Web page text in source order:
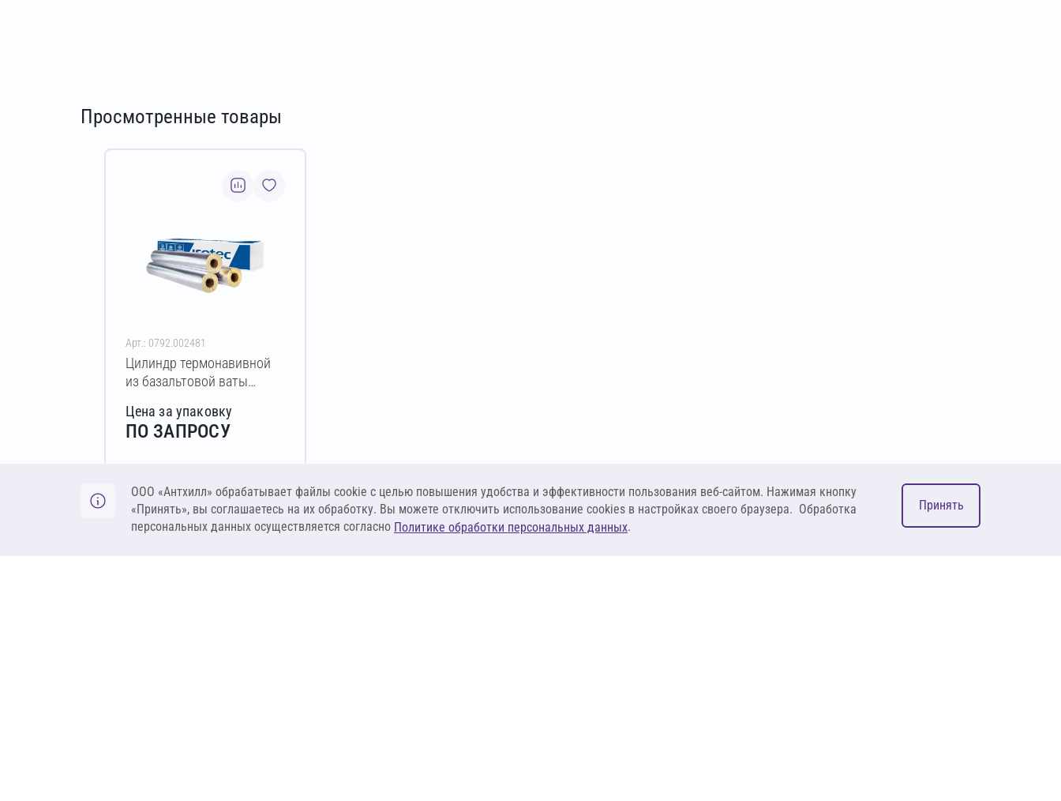
Просмотренные товары
Арт.: 0792.002481
Цилиндр термонавивной
из базальтовой ваты
20х21-1200 мм
Цена за упаковку
ПО ЗАПРОСУ
Оставить заявку
ООО «Антхилл» обрабатывает файлы cookie c целью повышения удобства и эффективности пользования веб-сайтом. Нажимая кнопку
«Принять», вы соглашаетесь на их обработку. Вы можете отключить использование cookies в настройках своего браузера. Обработка
персональных данных осуществляется согласно Политике обработки персональных данных.
Принять